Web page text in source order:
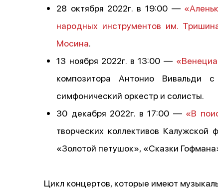
28 октября 2022г. в 19:00 —
народных инструментов им.
Мосина.
13 ноября 2022г. в 13:00 —
композитора Антонио Вивальди с
симфонический оркестр и солисты.
30 декабря 2022г. в 17:00 — «В
творческих коллективов
«Золотой петушок», «Сказки
Цикл концертов, которые имеют